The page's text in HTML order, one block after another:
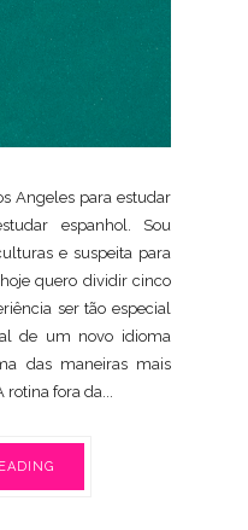
Angeles para estudar
espanhol. Sou
e suspeita para
quero dividir cinco
ser tão especial
de um novo idioma
das maneiras mais
fora da...